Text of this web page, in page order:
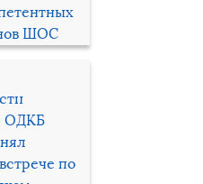
ШОС
ОДКБ
по